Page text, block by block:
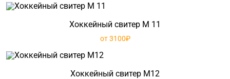
Хоккейный свитер М 11
от 3100₽
Хоккейный свитер М12